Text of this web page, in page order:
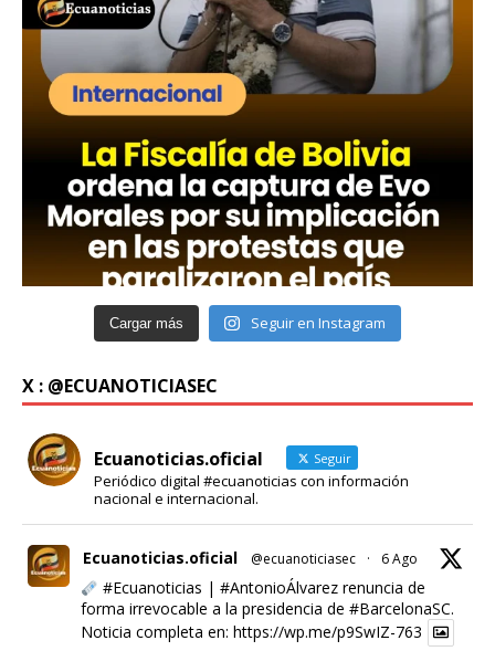
Cargar más Seguir en Instagram
X : @ECUANOTICIASEC
Ecuanoticias.oficial Seguir
Periódico digital #ecuanoticias con información
nacional e internacional.
Ecuanoticias.oficial @ecuanoticiasec · 6 Ago
#Ecuanoticias | #AntonioÁlvarezrenuncia de
forma irrevocable a la presidencia de #BarcelonaSC.
Noticia completa en: https://wp.me/p9SwIZ-763